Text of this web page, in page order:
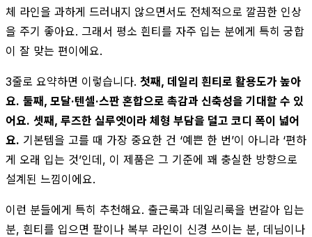
체 라인을 과하게 드러내지 않으면서도 전체적으로 깔끔한 인상
을 주기 좋아요. 그래서 평소 흰티를 자주 입는 분에게 특히 궁합
이 잘 맞는 편이에요.
3줄로 요약하면 이렇습니다. 첫째, 데일리 흰티로 활용도가 높아
요. 둘째, 모달·텐셀·스판 혼합으로 촉감과 신축성을 기대할 수 있
어요. 셋째, 루즈한 실루엣이라 체형 부담을 덜고 코디 폭이 넓어
요. 기본템을 고를 때 가장 중요한 건 ‘예쁜 한 번’이 아니라 ‘편하
게 오래 입는 것’인데, 이 제품은 그 기준에 꽤 충실한 방향으로
설계된 느낌이에요.
이런 분들에게 특히 추천해요. 출근룩과 데일리룩을 번갈아 입는
분, 흰티를 입으면 팔이나 복부 라인이 신경 쓰이는 분, 데님이나